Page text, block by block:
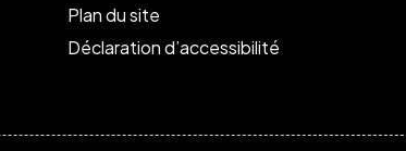
Plan du site
Déclaration d’accessibilité